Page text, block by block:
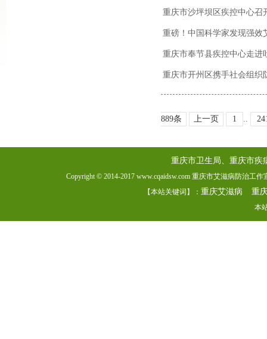
重庆市沙坪坝区疾控中心召
重磅！中国科学家发现强效
重庆市奉节县疾控中心走进
重庆市开州区携手社会组织
6889条 上一页 1 ..
重庆市卫生局、重庆市疾
Copyright © 2014-2017 www.cqaidsw.com 重庆市艾滋病防治工
【本站关键词】： 重庆艾滋病 重
本